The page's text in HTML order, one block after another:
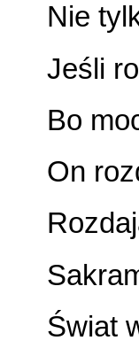
Nie
Jeśli
Bo
On
Świat